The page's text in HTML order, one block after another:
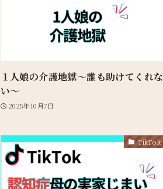
１人娘の介護地獄〜誰も助けてくれな
い〜
2025年10月7日
TikTok